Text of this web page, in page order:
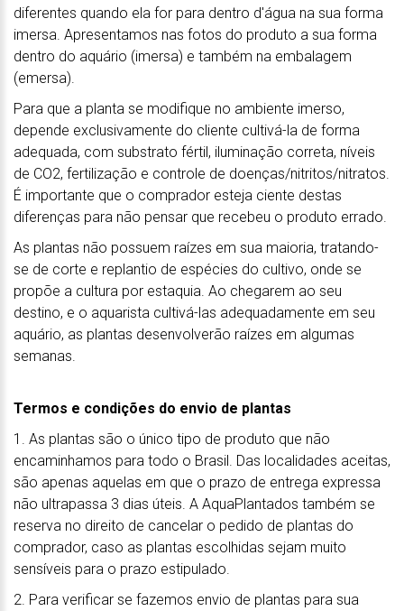
diferentes quando ela for para dentro d'água na sua forma
imersa. Apresentamos nas fotos do produto a sua forma
dentro do aquário (imersa) e também na embalagem
(emersa).
Para que a planta se modifique no ambiente imerso,
depende exclusivamente do cliente cultivá-la de forma
adequada, com substrato fértil, iluminação correta, níveis
de CO2, fertilização e controle de doenças/nitritos/nitratos.
É importante que o comprador esteja ciente destas
diferenças para não pensar que recebeu o produto errado.
As plantas não possuem raízes em sua maioria, tratando-
se de corte e replantio de espécies do cultivo, onde se
propõe a cultura por estaquia. Ao chegarem ao seu
destino, e o aquarista cultivá-las adequadamente em seu
aquário, as plantas desenvolverão raízes em algumas
semanas.
Termos e condições do envio de plantas
1. As plantas são o único tipo de produto que não
encaminhamos para todo o Brasil. Das localidades aceitas,
são apenas aquelas em que o prazo de entrega expressa
não ultrapassa 3 dias úteis. A AquaPlantados também se
reserva no direito de cancelar o pedido de plantas do
comprador, caso as plantas escolhidas sejam muito
sensíveis para o prazo estipulado.
2. Para verificar se fazemos envio de plantas para sua